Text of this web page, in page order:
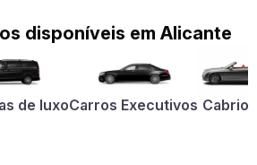
disponíveis em Alicante
de luxoCarros Executivos